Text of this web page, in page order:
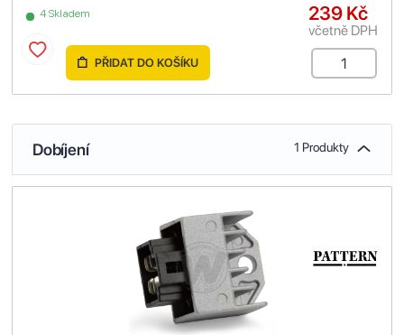
4 Skladem 239 Kč
včetně DPH
PŘIDAT DO KOŠÍKU
Dobíjení 1 Produkty